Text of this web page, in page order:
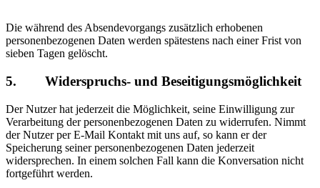
Die während des Absendevorgangs zusätzlich erhobenen
personenbezogenen Daten werden spätestens nach einer Frist von
sieben Tagen gelöscht.
5. Widerspruchs- und Beseitigungsmöglichkeit
Der Nutzer hat jederzeit die Möglichkeit, seine Einwilligung zur
Verarbeitung der personenbezogenen Daten zu widerrufen. Nimmt
der Nutzer per E-Mail Kontakt mit uns auf, so kann er der
Speicherung seiner personenbezogenen Daten jederzeit
widersprechen. In einem solchen Fall kann die Konversation nicht
fortgeführt werden.